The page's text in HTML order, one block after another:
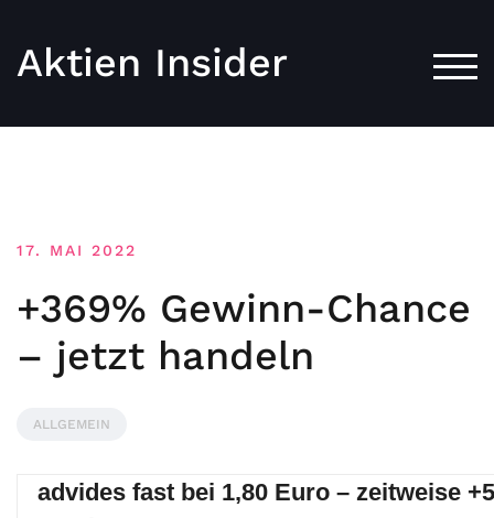
Aktien Insider
17. MAI 2022
+369% Gewinn-Chance
– jetzt handeln
ALLGEMEIN
advides fast bei 1,80 Euro – zeitweise